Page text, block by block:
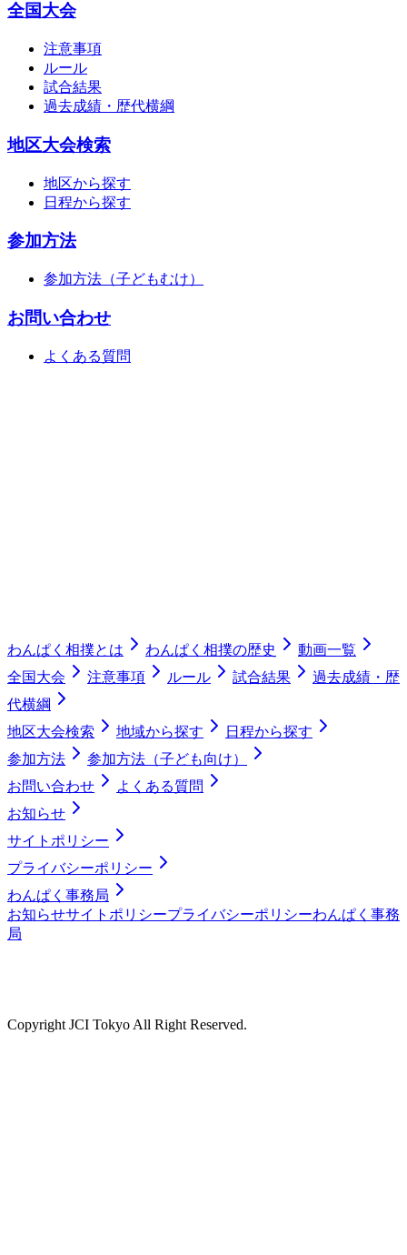
全国大会
注意事項
ルール
試合結果
過去成績・歴代横綱
地区大会検索
地区から探す
日程から探す
参加方法
参加方法（子どもむけ）
お問い合わせ
よくある質問
わんぱく相撲とは わんぱく相撲の歴史
動画一覧
全国大会
注意事項 ルール 試合結果
過去成績・歴
代横綱
地区大会検索
地域から探す
日程から探す
参加方法
参加方法（子ども向け）
お問い合わせ
よくある質問
お知らせ
サイトポリシー
プライバシーポリシー
わんぱく事務局
お知らせサイトポリシープライバシーポリシーわんぱく事務
局
Copyright JCI Tokyo All Right Reserved.